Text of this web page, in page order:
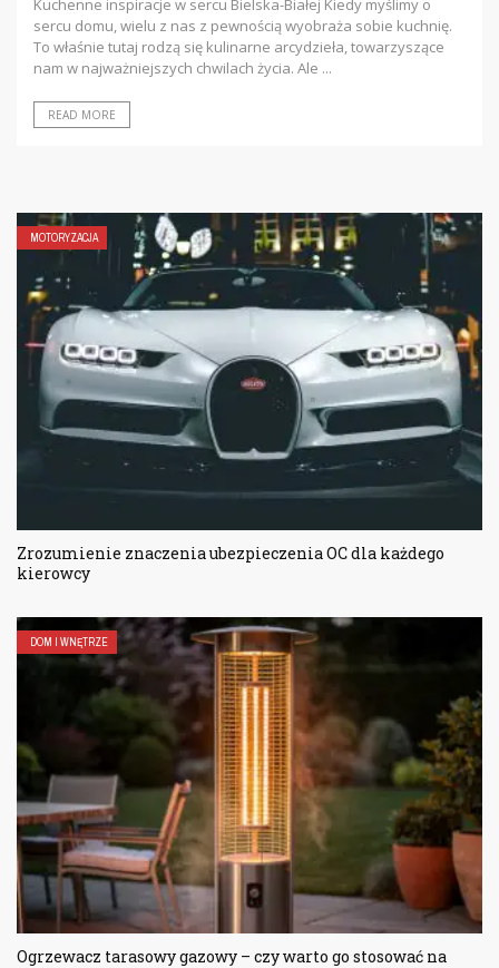
surowością, funkcjonalnością i nawiązaniami do
postindustrialnych przestrzeni. Dominują tu stal, drewno,
neutralne kolory i minimalistyczne formy. Jednym z elementów,
który doskonale wpisuje ...
READ MORE
MOTORYZACJA
Zrozumienie znaczenia ubezpieczenia OC dla każdego
kierowcy
DOM I WNĘTRZE
Ogrzewacz tarasowy gazowy – czy warto go stosować na